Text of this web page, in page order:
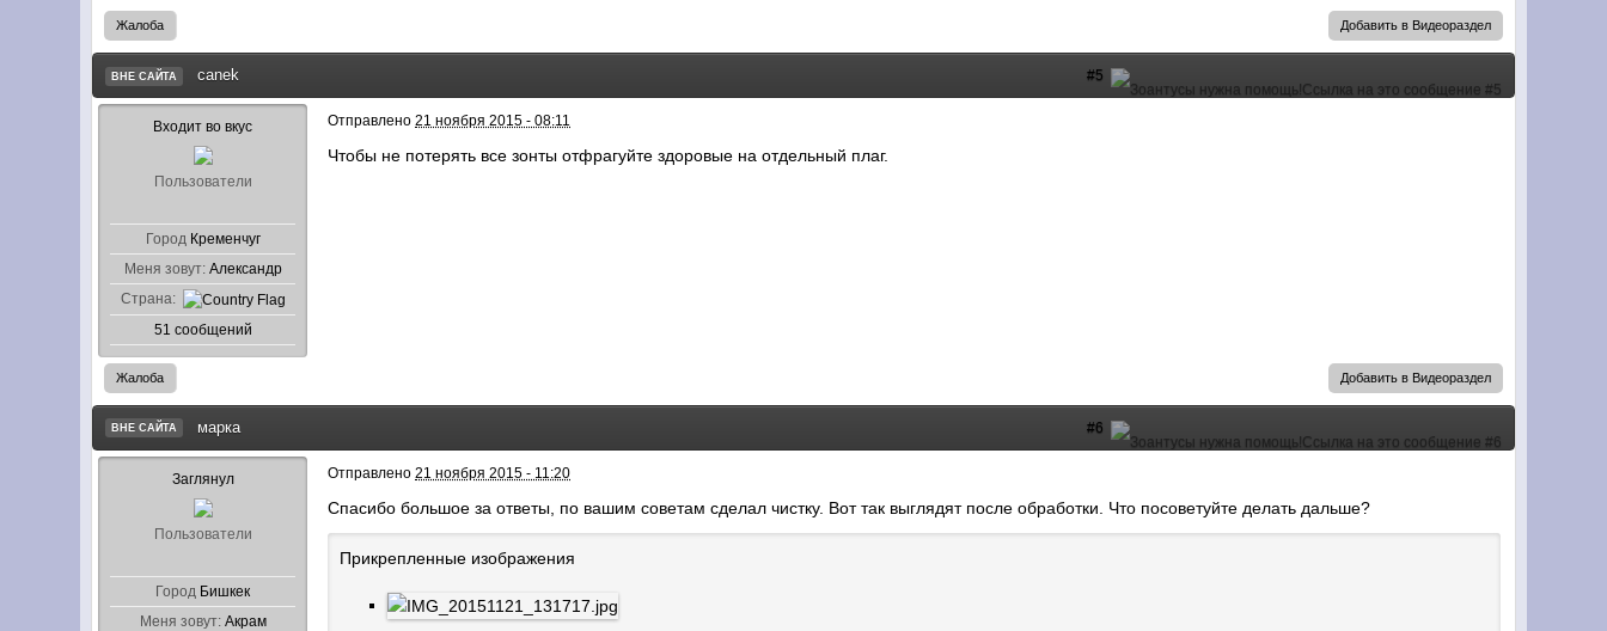
Добавить в Видеораздел
Жалоба
#5
ВНЕ САЙТА canek
Входит во вкус
Пользователи
Город Кременчуг
Меня зовут: Александр
Страна:
51 сообщений
Отправлено21 ноября 2015 - 08:11
Чтобы не потерять все зонты отфрагуйте здоровые на отдельный плаг.
Добавить в Видеораздел
Жалоба
#6
ВНЕ САЙТА марка
Заглянул
Пользователи
Город Бишкек
Меня зовут: Акрам
Отправлено21 ноября 2015 - 11:20
Спасибо большое за ответы, по вашим советам сделал чистку. Вот так выглядят после обработки. Что посоветуйте делать дальше?
Прикрепленные изображения